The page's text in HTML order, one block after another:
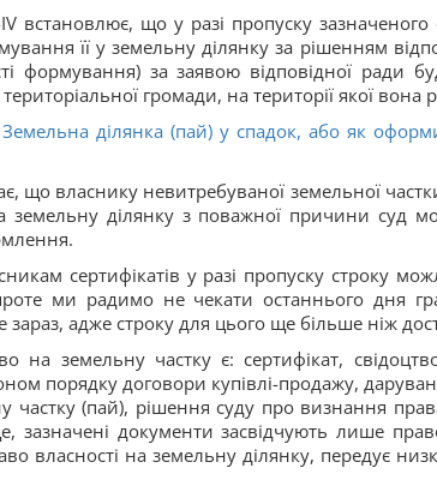
що у разі пропуску зазначеного
її у земельну ділянку за рішенням
формування) за заявою відповідної ради
громади, на території якої вона
Земельна ділянка (пай) у спадок, або як
що власнику невитребуваної земельної
земельну ділянку з поважної причини суд
сертифікатів у разі пропуску строку
ми радимо не чекати останнього дня
адже строку для цього ще більше ніж
на земельну частку є: сертифікат,
порядку договори купівлі-продажу,
частку (пай), рішення суду про визнання
зазначені документи засвідчують лише
власності на земельну ділянку, передує